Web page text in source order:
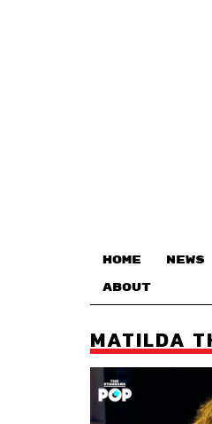
HOME NEWS
ABOUT
MATILDA